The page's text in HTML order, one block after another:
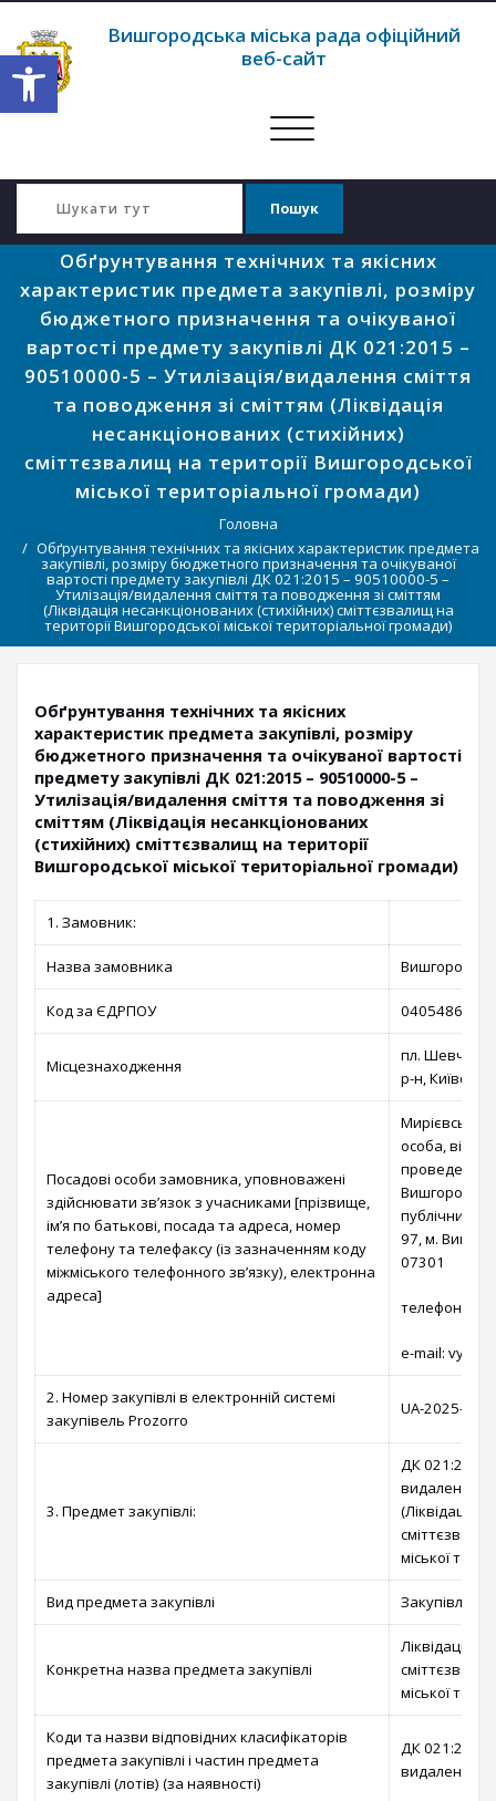
Відкрити Панель інструментів
Вишгородська міська рада офіційний
веб-сайт
Перемкнути
Обґрунтування технічних та якісних
характеристик предмета закупівлі, розміру
бюджетного призначення та очікуваної
вартості предмету закупівлі ДК 021:2015 –
90510000-5 – Утилізація/видалення сміття
та поводження зі сміттям (Ліквідація
несанкціонованих (стихійних)
сміттєзвалищ на території Вишгородської
міської територіальної громади)
Головна
Обґрунтування технічних та якісних характеристик предмета
закупівлі, розміру бюджетного призначення та очікуваної
вартості предмету закупівлі ДК 021:2015 – 90510000-5 –
Утилізація/видалення сміття та поводження зі сміттям
(Ліквідація несанкціонованих (стихійних) сміттєзвалищ на
території Вишгородської міської територіальної громади)
Обґрунтування технічних та якісних
характеристик предмета закупівлі, розміру
бюджетного призначення та очікуваної вартості
предмету закупівлі ДК 021:2015 – 90510000-5 –
Утилізація/видалення сміття та поводження зі
сміттям (Ліквідація несанкціонованих
(стихійних) сміттєзвалищ на території
Вишгородської міської територіальної громади)
1. Замовник:
Назва замовника
Код за ЄДРПОУ 04054866
Місцезнаходження
пл.
р-н,
Посадові особи замовника, уповноважені
здійснювати зв’язок з учасниками [прізвище,
ім’я по батькові, посада та адреса, номер
телефону та телефаксу (із зазначенням коду
міжміського телефонного зв’язку), електронна
адреса]
Мирієвська
особа,
проведення
публічних
97, м.
07301
телефон:
e-mail:
2. Номер закупівлі в електронній системі
закупівель Prozorro
UA-2025-05-
3. Предмет закупівлі:
ДК 021:2015
видалення
(Ліквідація
міської
Вид предмета закупівлі Закупівля
Конкретна назва предмета закупівлі
Ліквідація
міської
Коди та назви відповідних класифікаторів
предмета закупівлі і частин предмета
закупівлі (лотів) (за наявності)
ДК 021:2015
видалення